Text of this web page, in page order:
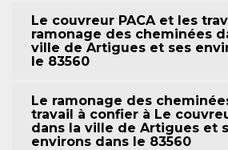
Le couvreur PACA et les
ramonage des cheminées
ville de Artigues et ses
le 83560
Le ramonage des
travail à confier à Le
dans la ville de Artigues et
environs dans le 83560